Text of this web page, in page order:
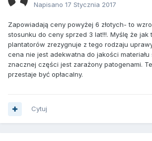
Napisano 17 Stycznia 2017
Zapowiadają ceny powyżej 6 złotych- to
stosunku do ceny sprzed 3 lat!!!. Myślę że jak
plantatorów zrezygnuje z tego rodzaju
cena nie jest adekwatna do jakości
znacznej części jest zarażony patogenami.
przestaje być opłacalny.
Cytuj